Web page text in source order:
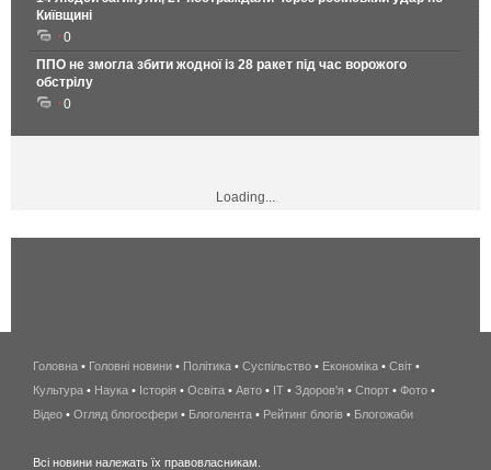
Київщині
0
ППО не змогла збити жодної із 28 ракет під час ворожого
обстрілу
0
Loading...
беспроводной
интернет
киев
Головна • Головні новини • Політика • Суспільство • Економіка • Світ •
Культура • Наука • Історія • Освіта • Авто • IT • Здоров'я • Спорт • Фото •
Відео • Огляд блогосфери • Блоголента • Рейтинг блогів • Блогожаби
Всі новини належать їх правовласникам.